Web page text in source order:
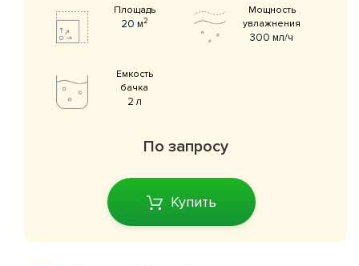
Площадь
20 м2
Мощность
увлажнения
300 мл/ч
Емкость
бачка
2 л
По запросу
Купить